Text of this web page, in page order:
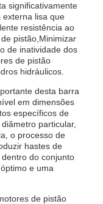
significativamente
externa lisa que
resistência ao
pistão,Minimizar
de inatividade dos
de pistão
hidráulicos.
desta barra
em dimensões
específicos de
particular,
o processo de
hastes de
do conjunto
e uma
de pistão